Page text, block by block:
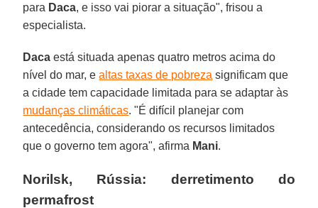
para Daca, e isso vai piorar a situação", frisou a
especialista.
Daca está situada apenas quatro metros acima do
nível do mar, ealtas taxas de pobreza significam que
a cidade tem capacidade limitada para se adaptar às
mudanças climáticas. "É difícil planejar com
antecedência, considerando os recursos limitados
que o governo tem agora", afirma Mani.
Norilsk, Rússia: derretimento do
permafrost